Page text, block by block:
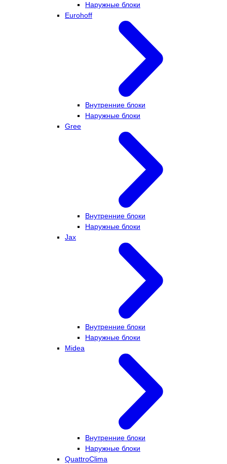
Наружные блоки
Eurohoff
Внутренние блоки
Наружные блоки
Gree
Внутренние блоки
Наружные блоки
Jax
Внутренние блоки
Наружные блоки
Midea
Внутренние блоки
Наружные блоки
QuattroClima